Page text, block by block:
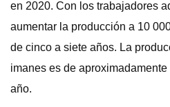
en 2020. Con los trabajadores
aumentar la producción a 10
de cinco a siete años. La
imanes es de
año.